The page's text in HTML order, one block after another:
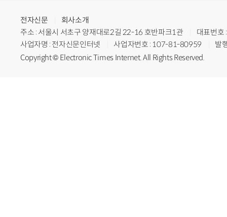
전자신문
회사소개
주소 : 서울시 서초구 양재대로2길 22-16 호반파크1관
대표번
사업자명 : 전자신문인터넷
사업자번호 : 107-81-80959
발
Copyright © Electronic Times Internet. All Rights Reserved.